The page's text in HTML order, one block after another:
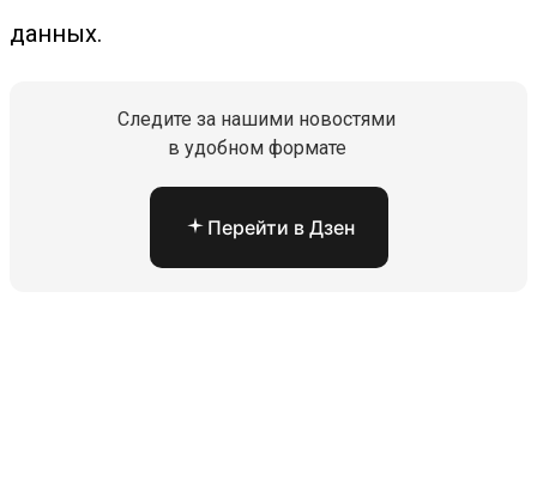
данных.
Следите за нашими новостями
в удобном формате
Перейти в Дзен